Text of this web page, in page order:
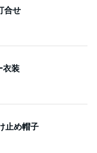
合せ
衣装
止め帽子